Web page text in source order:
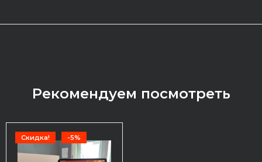
Рекомендуем посмотреть
Скидка! -5%